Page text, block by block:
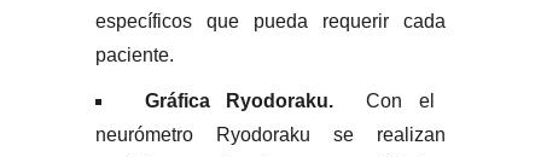
específicos que pueda requerir cada
paciente.
Gráfica Ryodoraku. Con el
neurómetro Ryodoraku se realizan